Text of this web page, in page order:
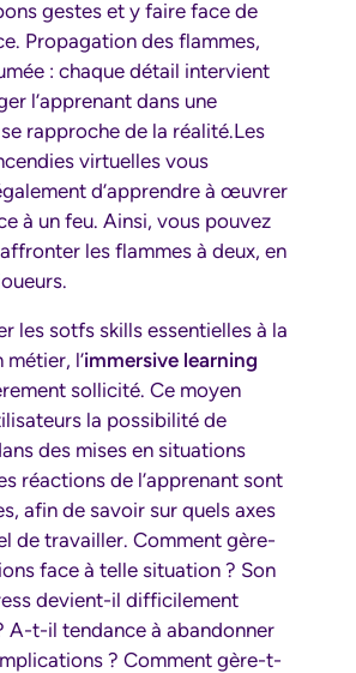
gestes et y faire face de
Propagation des flammes,
: chaque détail intervient
l’apprenant dans une
rapproche de la réalité.Les
virtuelles vous
d’apprendre à œuvrer
à un feu. Ainsi, vous pouvez
les flammes à deux, en
les sotfs skills essentielles à la
métier, l’immersive learning
sollicité. Ce moyen
la possibilité de
des mises en situations
réactions de l’apprenant sont
afin de savoir sur quels axes
de travailler. Comment gère-
face à telle situation ? Son
devient-il difficilement
A-t-il tendance à abandonner
? Comment gère-t-